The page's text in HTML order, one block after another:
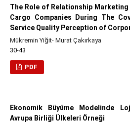
The Role of Relationship
Cargo Companies During The
Service Quality Perception of
Mükremin Yiğit- Murat Çakırkaya
30-43
PDF
Ekonomik Büyüme Modelinde
Avrupa Birliği Ülkeleri Örneği